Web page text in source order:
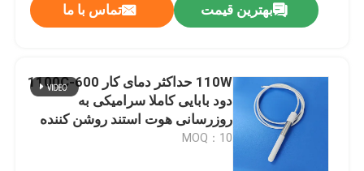
بهترین قیمت تماس با ما
110W حداکثر دمای کار 600-1100C
دود بابایی کاملا سرامیکی به
روزرسانی هوت استند روشن کننده
برای گلوله های کباب
MOQ：10